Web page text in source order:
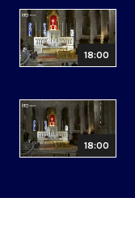
18:00
18:00